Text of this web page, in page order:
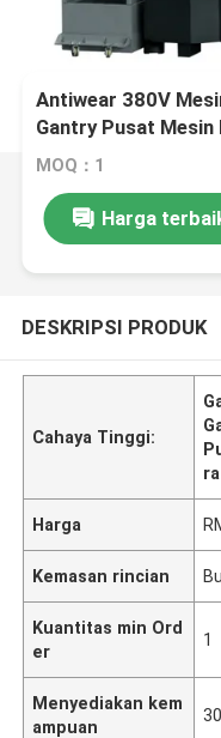
Antiwear 380V
Gantry Pusat Mesin
MOQ：1
Harga
DESKRIPSI PRODUK
Cahaya Tinggi:
ra
Harga
Kemasan rincian
Kuantitas min Ord
er
1
Menyediakan kem
ampuan
30